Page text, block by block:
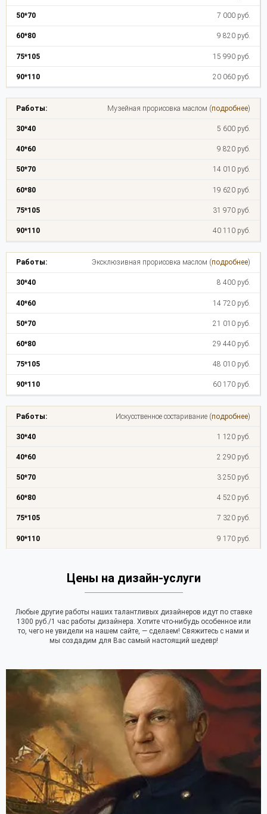
7 000 руб.
9 820 руб.
15 990 руб.
20 060 руб.
Музейная прорисовка маслом (подробнее)
5 600 руб.
9 820 руб.
14 010 руб.
19 620 руб.
31 970 руб.
40 110 руб.
Эксклюзивная прорисовка маслом (подробнее)
8 400 руб.
14 720 руб.
21 010 руб.
29 440 руб.
48 010 руб.
60 170 руб.
Искусственное состаривание (подробнее)
1 120 руб.
2 290 руб.
3 250 руб.
4 520 руб.
7 320 руб.
9 170 руб.
Цены на дизайн-услуги
Любые другие работы наших талантливых дизайнеров идут по ставке
1300 руб./1 час работы дизайнера. Хотите что-нибудь особенное или
то, чего не увидели на нашем сайте, — сделаем! Свяжитесь с нами и
мы создадим для Вас самый настоящий шедевр!